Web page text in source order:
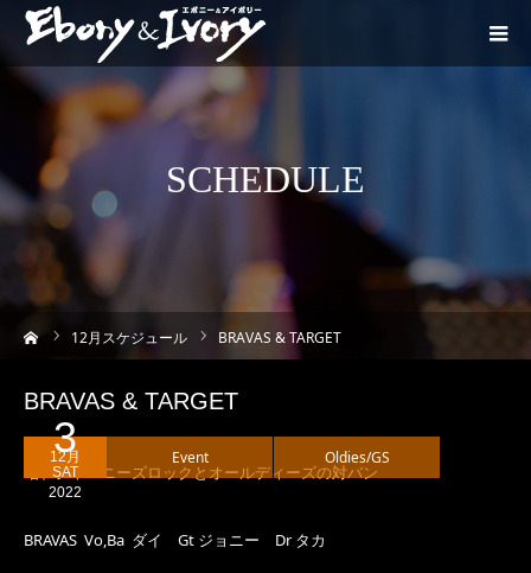
SCHEDULE
12月スケジュール BRAVAS & TARGET
BRAVAS & TARGET
12月
3
SAT
2022
Event Oldies/GS
昭和ジャパニーズロックとオールディーズの対バン
BRAVAS Vo,Ba ダイ Gt ジョニー Dr タカ